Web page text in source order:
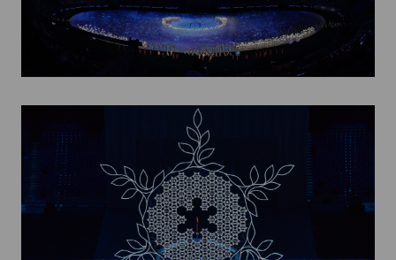
Los Angeles 2028
MOB
Kettőskarrier-program
NOB